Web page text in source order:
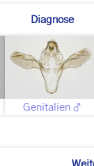
Diagnose
Genitalien ♂